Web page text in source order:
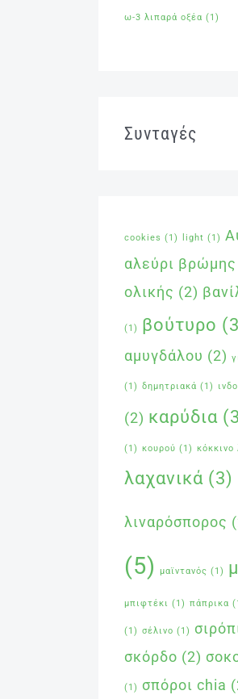
ω-3 λιπαρά οξέα (1)
Συνταγές
cookies (1) light (1)
αλεύρι βρώμης
ολικής (2)
(1) βούτυρο
αμυγδάλου (2)
(1) δημητριακά (1)
(2) καρύδια
(1) κουρού (1) κόκκινο
λαχανικά (3)
λιναρόσπορος
(5)
μαϊντανός (1)
μπιφτέκι (1) πάπρικα
(1) σέλινο (1)
σκόρδο (2)
(1) σπόροι chia